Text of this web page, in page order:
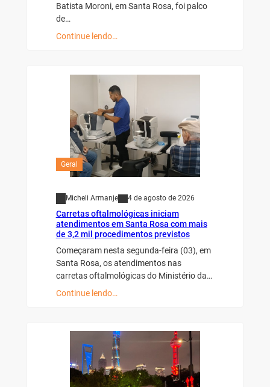
Batista Moroni, em Santa Rosa, foi palco
de…
Continue lendo…
Geral
Micheli Armanje 4 de agosto de 2026
Carretas oftalmológicas iniciam
atendimentos em Santa Rosa com mais
de 3,2 mil procedimentos previstos
Começaram nesta segunda-feira (03), em
Santa Rosa, os atendimentos nas
carretas oftalmológicas do Ministério da…
Continue lendo…